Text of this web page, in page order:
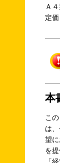
Ａ
定
本
こ
は
望
を